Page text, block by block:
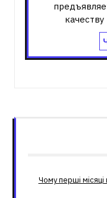
Чому перші місяці